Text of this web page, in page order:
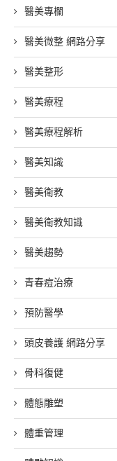
醫美專欄
醫美微整 網路分享
醫美整形
醫美療程
醫美療程解析
醫美知識
醫美衛教
醫美衛教知識
醫美趨勢
青春痘治療
預防醫學
頭皮養護 網路分享
骨科復健
體態雕塑
體重管理